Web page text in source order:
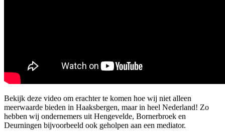
Bekijk deze video om erachter te komen hoe wij niet alleen
meerwaarde bieden in Haaksbergen, maar in heel Nederland! Zo
hebben wij ondernemers uit Hengevelde, Bornerbroek en
Deurningen bijvoorbeeld ook geholpen aan een mediator.